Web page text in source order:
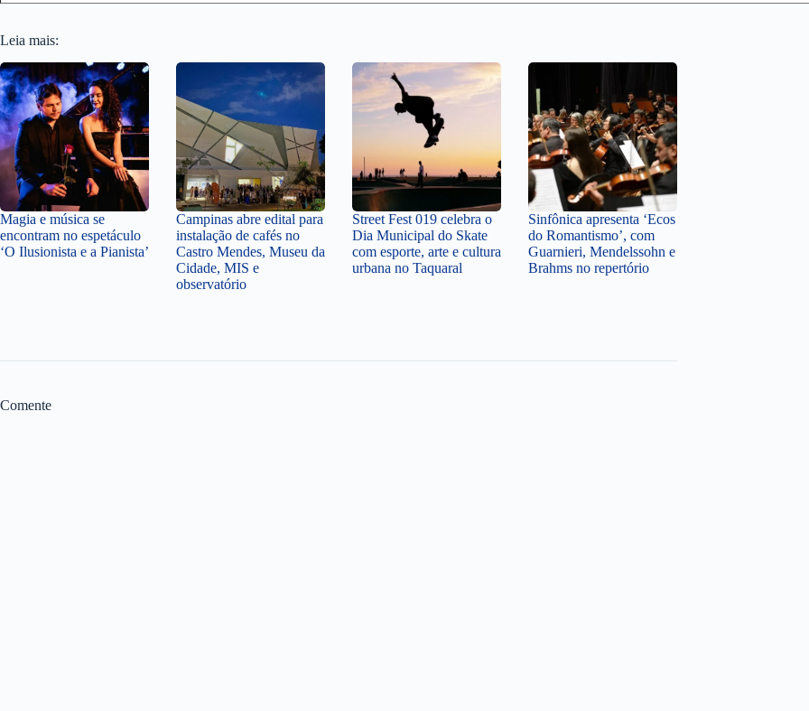
Leia mais:
Magia e música se
encontram no espetáculo
‘O Ilusionista e a Pianista’
Campinas abre edital para
instalação de cafés no
Castro Mendes, Museu da
Cidade, MIS e
observatório
Street Fest 019 celebra o
Dia Municipal do Skate
com esporte, arte e cultura
urbana no Taquaral
Sinfônica apresenta ‘Ecos
do Romantismo’, com
Guarnieri, Mendelssohn e
Brahms no repertório
Comente